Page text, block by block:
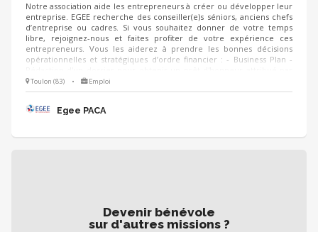
Notre association aide les entrepreneurs à créer ou développer leur
entreprise. EGEE recherche des conseiller(e)s séniors, anciens chefs
d’entreprise ou cadres. Si vous souhaitez donner de votre temps
libre, rejoignez-nous et faites profiter de votre expérience ces
entrepreneurs. Vous les aiderez à prendre les bonnes décisions
opérationnelles et stratégiques d’ordre financier : - Business Plan -
Initiatives France - Aide juridique, technique, commercial, ainsi que
sur des enjeux de démarche qualité, sécurité, organisation, gestion
ou encore recrutement de personnel.
Toulon (83) • Emploi
Egee PACA
Devenir bénévole
sur d'autres missions ?